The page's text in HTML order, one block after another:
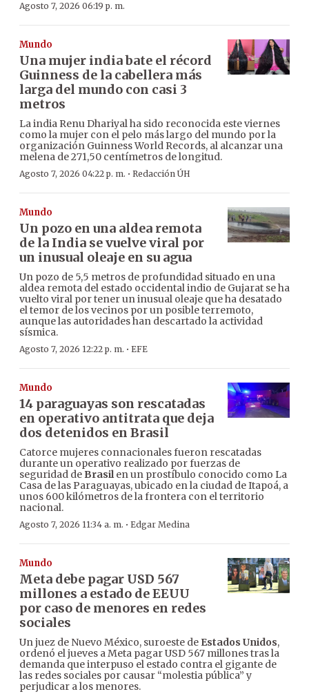
Agosto 7, 2026 06:19 p. m.
Mundo
Una mujer india bate el récord
Guinness de la cabellera más
larga del mundo con casi 3
metros
La india Renu Dhariyal ha sido reconocida este viernes
como la mujer con el pelo más largo del mundo por la
organización Guinness World Records, al alcanzar una
melena de 271,50 centímetros de longitud.
Agosto 7, 2026 04:22 p. m. · Redacción ÚH
Mundo
Un pozo en una aldea remota
de la India se vuelve viral por
un inusual oleaje en su agua
Un pozo de 5,5 metros de profundidad situado en una
aldea remota del estado occidental indio de Gujarat se ha
vuelto viral por tener un inusual oleaje que ha desatado
el temor de los vecinos por un posible terremoto,
aunque las autoridades han descartado la actividad
sísmica.
Agosto 7, 2026 12:22 p. m. · EFE
Mundo
14 paraguayas son rescatadas
en operativo antitrata que deja
dos detenidos en Brasil
Catorce mujeres connacionales fueron rescatadas
durante un operativo realizado por fuerzas de
seguridad de Brasilen un prostíbulo conocido como La
Casa de las Paraguayas, ubicado en la ciudad de Itapoá, a
unos 600 kilómetros de la frontera con el territorio
nacional.
Agosto 7, 2026 11:34 a. m. · Edgar Medina
Mundo
Meta debe pagar USD 567
millones a estado de EEUU
por caso de menores en redes
sociales
Un juez de Nuevo México, suroeste de Estados Unidos,
ordenó el jueves a Meta pagar USD 567 millones tras la
demanda que interpuso el estado contra el gigante de
las redes sociales por causar “molestia pública” y
perjudicar a los menores.